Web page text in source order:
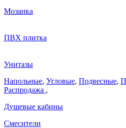
Мозаика
ПВХ плитка
Унитазы
Напольные, Угловые, Подвесные,
Распродажа ,
Душевые кабины
Смесители